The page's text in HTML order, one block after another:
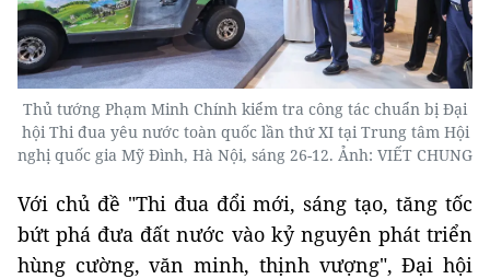
Thủ tướng Phạm Minh Chính kiểm tra công tác chuẩn bị Đại
hội Thi đua yêu nước toàn quốc lần thứ XI tại Trung tâm Hội
nghị quốc gia Mỹ Đình, Hà Nội, sáng 26-12. Ảnh: VIẾT CHUNG
Với chủ đề "Thi đua đổi mới, sáng tạo, tăng tốc
bứt phá đưa đất nước vào kỷ nguyên phát triển
hùng cường, văn minh, thịnh vượng", Đại hội